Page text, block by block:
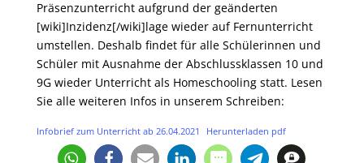
Präsenzunterricht aufgrund der geänderten
[wiki]Inzidenz[/wiki]lage wieder auf Fernunterricht
umstellen. Deshalb findet für alle Schülerinnen und
Schüler mit Ausnahme der Abschlussklassen 10 und
9G wieder Unterricht als Homeschooling statt. Lesen
Sie alle weiteren Infos in unserem Schreiben:
Infobrief zum Unterricht ab 26.04.2021 Herunterladen pdf